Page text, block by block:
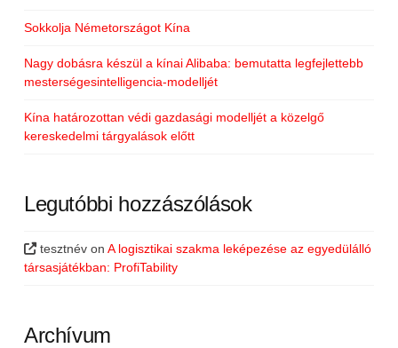
Sokkolja Németországot Kína
Nagy dobásra készül a kínai Alibaba: bemutatta legfejlettebb
mesterségesintelligencia-modelljét
Kína határozottan védi gazdasági modelljét a közelgő
kereskedelmi tárgyalások előtt
Legutóbbi hozzászólások
tesztnév onA logisztikai szakma leképezése az egyedülálló
társasjátékban: ProfiTability
Archívum